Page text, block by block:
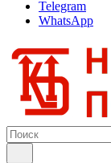
Telegram
WhatsApp